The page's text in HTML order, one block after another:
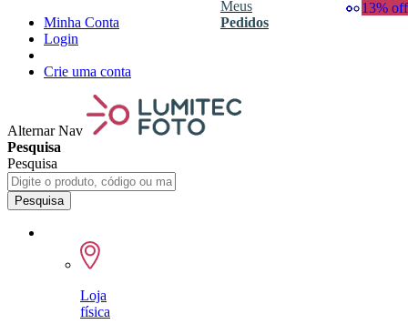
Minha Conta
Login
Crie uma conta
Alternar Nav
Pesquisa
Pesquisa
Pesquisa
Loja
física
Meus
Pedidos
43% off
35% off
50% off
50% off
24% off
6% off
4% off
45% off
13% off